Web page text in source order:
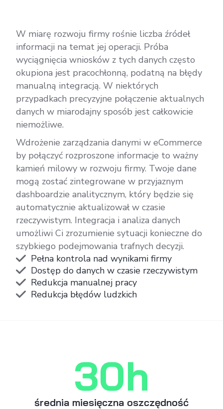
W miarę rozwoju firmy rośnie liczba źródeł
informacji na temat jej operacji. Próba
wyciągnięcia wniosków z tych danych często
okupiona jest pracochłonną, podatną na błędy
manualną integracją. W niektórych
przypadkach precyzyjne połączenie aktualnych
danych w miarodajny sposób jest całkowicie
niemożliwe.
Wdrożenie zarządzania danymi w eCommerce
by połączyć rozproszone informacje to ważny
kamień milowy w rozwoju firmy. Twoje dane
mogą zostać zintegrowane w przyjaznym
dashboardzie analitycznym, który będzie się
automatycznie aktualizował w czasie
rzeczywistym. Integracja i analiza danych
umożliwi Ci zrozumienie sytuacji konieczne do
szybkiego podejmowania trafnych decyzji.
Pełna kontrola nad wynikami firmy
Dostęp do danych w czasie rzeczywistym
Redukcja manualnej pracy
Redukcja błędów ludzkich
30h
średnia miesięczna oszczędność